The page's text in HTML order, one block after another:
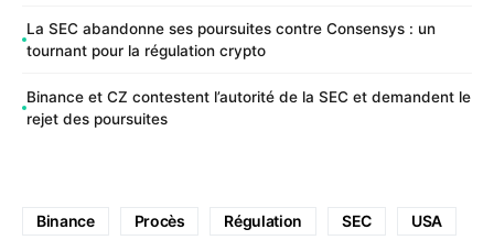
La SEC abandonne ses poursuites contre Consensys : un
tournant pour la régulation crypto
Binance et CZ contestent l’autorité de la SEC et demandent le
rejet des poursuites
Binance Procès Régulation SEC USA